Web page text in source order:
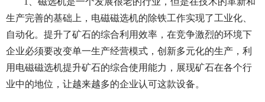
生产完善的基础上，电磁磁选机的除铁工作实现了工业化、
自动化。提升了矿石的综合利用效率，在竞争激烈的环境下
企业必须要改变单一生产经营模式，创新多元化的生产，利
用电磁磁选机提升矿石的综合使用能力，展现矿石在各个行
业中的地位，让越来越多的企业认可这款设备。